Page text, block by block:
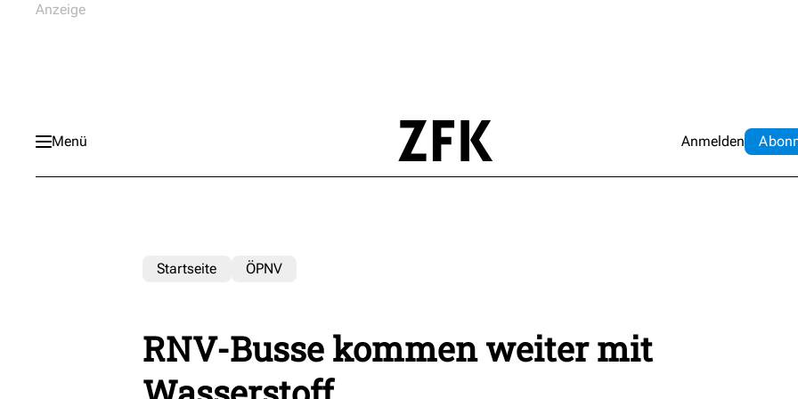
Menü Anmelden Abo
Startseite ÖPNV
RNV-Busse kommen weiter mit